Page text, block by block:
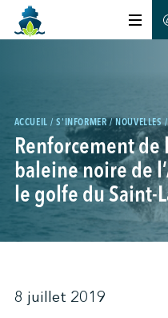
MEMBRES
GREENTECH
S'INFORMER
ACCUEIL S'INFORMER NOUVELLES
Renforcement de
baleine noire de
le golfe du Saint-
8 juillet 2019